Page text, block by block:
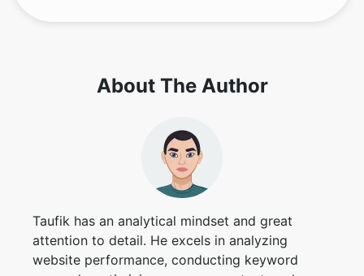
About The Author
Taufik has an analytical mindset and great
attention to detail. He excels in analyzing
website performance, conducting keyword